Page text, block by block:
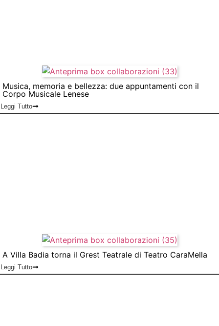
Musica, memoria e bellezza: due appuntamenti con il
Corpo Musicale Lenese
Leggi Tutto
A Villa Badia torna il Grest Teatrale di Teatro CaraMella
Leggi Tutto